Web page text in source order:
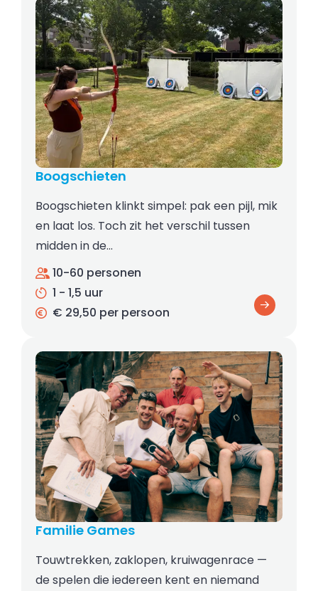
Boogschieten
Boogschieten klinkt simpel: pak een pijl, mik
en laat los. Toch zit het verschil tussen
midden in de…
10-60 personen
1 - 1,5 uur
€ 29,50 per persoon
Familie Games
Touwtrekken, zaklopen, kruiwagenrace —
de spelen die iedereen kent en niemand